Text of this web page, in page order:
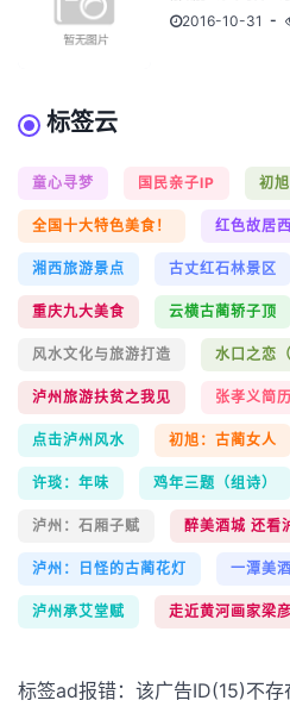
2016-10-31
标签云
童心寻梦 国民亲子IP 初
全国十大特色美食！ 红色故居
湘西旅游景点 古丈红石林景区
重庆九大美食 云横古蔺轿子顶
风水文化与旅游打造 水口之恋
泸州旅游扶贫之我见 张孝义简历
点击泸州风水 初旭：古蔺女人
许琰：年味 鸡年三题（组诗）
泸州：石厢子赋 醉美酒城 还看
泸州：日怪的古蔺花灯 一潭美
泸州承艾堂赋 走近黄河画家梁
标签ad报错：该广告ID(15)不存